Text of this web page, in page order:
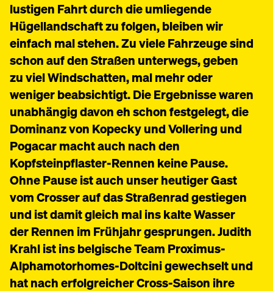
lustigen Fahrt durch die umliegende
Hügellandschaft zu folgen, bleiben wir
einfach mal stehen. Zu viele Fahrzeuge sind
schon auf den Straßen unterwegs, geben
zu viel Windschatten, mal mehr oder
weniger beabsichtigt. Die Ergebnisse waren
unabhängig davon eh schon festgelegt, die
Dominanz von Kopecky und Vollering und
Pogacar macht auch nach den
Kopfsteinpflaster-Rennen keine Pause.
Ohne Pause ist auch unser heutiger Gast
vom Crosser auf das Straßenrad gestiegen
und ist damit gleich mal ins kalte Wasser
der Rennen im Frühjahr gesprungen. Judith
Krahl ist ins belgische Team Proximus-
Alphamotorhomes-Doltcini gewechselt und
hat nach erfolgreicher Cross-Saison ihre